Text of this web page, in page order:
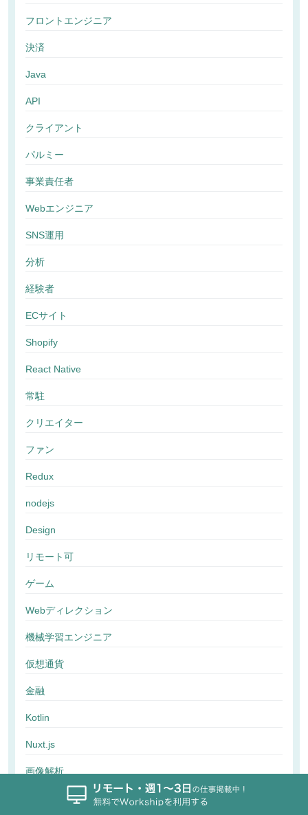
フロントエンジニア
決済
Java
API
クライアント
パルミー
事業責任者
Webエンジニア
SNS運用
分析
経験者
ECサイト
Shopify
React Native
常駐
クリエイター
ファン
Redux
nodejs
Design
リモート可
ゲーム
Webディレクション
機械学習エンジニア
仮想通貨
金融
Kotlin
Nuxt.js
画像解析